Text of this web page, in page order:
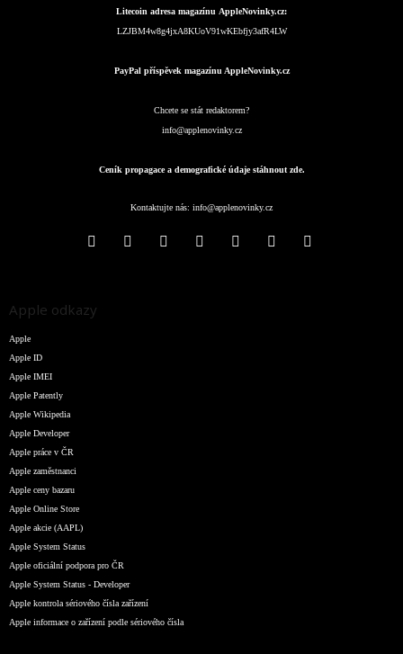
Litecoin adresa magazínu AppleNovinky.cz:
LZJBM4w8g4jxA8KUoV91wKEbfjy3afR4LW
PayPal příspěvek magazínu AppleNovinky.cz
Chcete se stát redaktorem?
info@applenovinky.cz
Ceník propagace a demografické údaje stáhnout zde.
Kontaktujte nás: info@applenovinky.cz
Apple odkazy
Apple
Apple ID
Apple IMEI
Apple Patently
Apple Wikipedia
Apple Developer
Apple práce v ČR
Apple zaměstnanci
Apple ceny bazaru
Apple Online Store
Apple akcie (AAPL)
Apple System Status
Apple oficiální podpora pro ČR
Apple System Status - Developer
Apple kontrola sériového čísla zařízení
Apple informace o zařízení podle sériového čísla